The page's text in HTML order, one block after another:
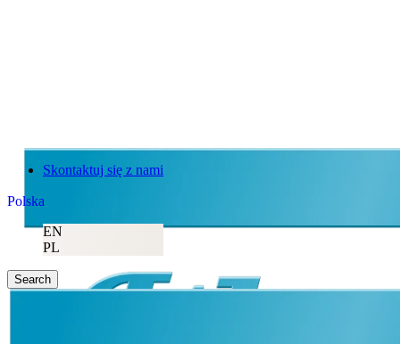
Skontaktuj się z nami
Polska
EN
PL
Search